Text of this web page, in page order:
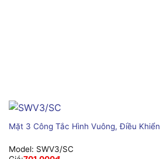
Mặt 3 Công Tắc Hình Vuông, Điều
Model: SWV3/SC